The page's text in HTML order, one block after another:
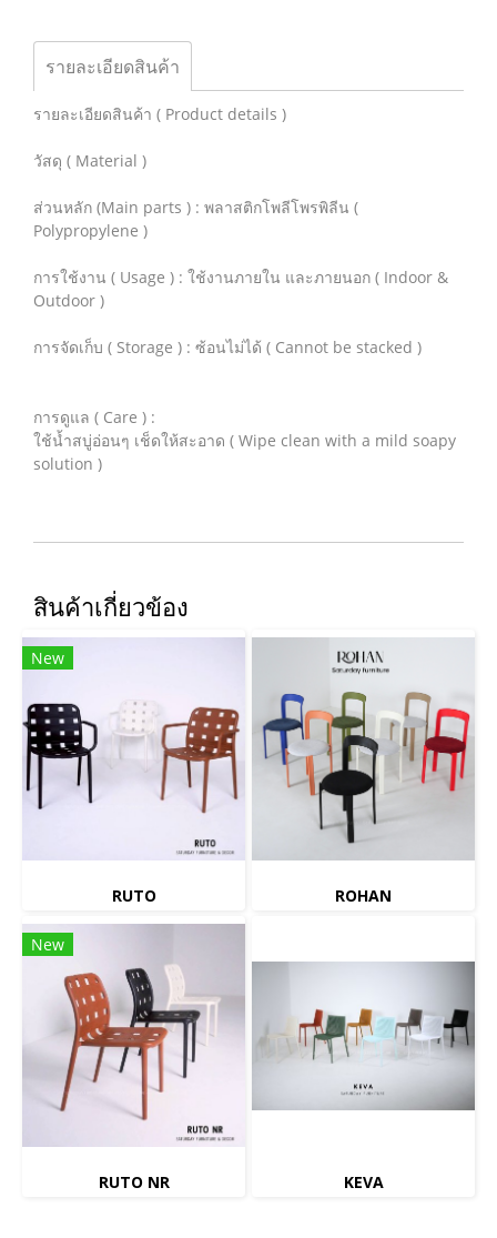
รายละเอียดสินค้า
รายละเอียดสินค้า ( Product details )
วัสดุ ( Material )
ส่วนหลัก (Main parts ) : พลาสติกโพลีโพรพิลีน (
Polypropylene )
การใช้งาน ( Usage ) : ใช้งานภายใน และภายนอก ( Indoor &
Outdoor )
การจัดเก็บ ( Storage ) : ซ้อนไม่ได้ ( Cannot be stacked )
การดูแล ( Care ) :
ใช้น้ำสบู่อ่อนๆ เช็ดให้สะอาด ( Wipe clean with a mild soapy
solution )
สินค้าเกี่ยวข้อง
New
RUTO ROHAN
New
RUTO NR KEVA